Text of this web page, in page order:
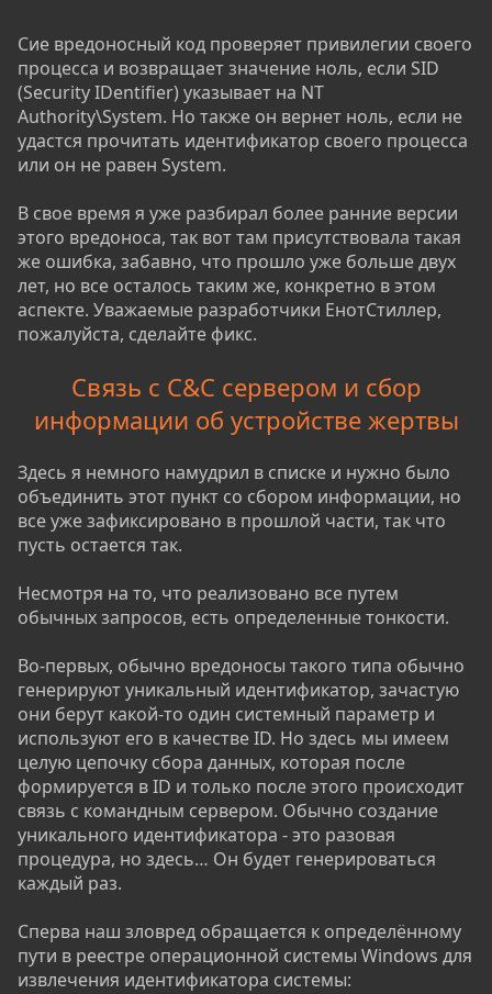
Сие вредоносный код проверяет привилегии своего
процесса и возвращает значение ноль, если SID
(Security IDentifier) указывает на NT
Authority\System. Но также он вернет ноль, если не
удастся прочитать идентификатор своего процесса
или он не равен System.
В свое время я уже разбирал более ранние версии
этого вредоноса, так вот там присутствовала такая
же ошибка, забавно, что прошло уже больше двух
лет, но все осталось таким же, конкретно в этом
аспекте. Уважаемые разработчики ЕнотСтиллер,
пожалуйста, сделайте фикс.
Связь с C&C сервером и сбор
информации об устройстве жертвы
Здесь я немного намудрил в списке и нужно было
объединить этот пункт со сбором информации, но
все уже зафиксировано в прошлой части, так что
пусть остается так.
Несмотря на то, что реализовано все путем
обычных запросов, есть определенные тонкости.
Во-первых, обычно вредоносы такого типа обычно
генерируют уникальный идентификатор, зачастую
они берут какой-то один системный параметр и
используют его в качестве ID. Но здесь мы имеем
целую цепочку сбора данных, которая после
формируется в ID и только после этого происходит
связь с командным сервером. Обычно создание
уникального идентификатора - это разовая
процедура, но здесь… Он будет генерироваться
каждый раз.
Сперва наш зловред обращается к определённому
пути в реестре операционной системы Windows для
извлечения идентификатора системы: